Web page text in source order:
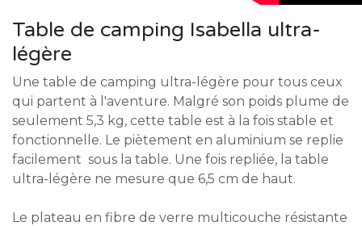
Table de camping Isabella ultra-
légère
Une table de camping ultra-légère pour tous ceux
qui partent à l'aventure. Malgré son poids plume de
seulement 5,3 kg, cette table est à la fois stable et
fonctionnelle. Le piètement en aluminium se replie
facilement sous la table. Une fois repliée, la table
ultra-légère ne mesure que 6,5 cm de haut.
Le plateau en fibre de verre multicouche résistante